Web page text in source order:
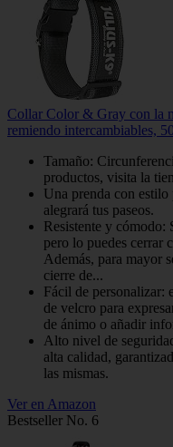
Collar Color & Gray con la
remiendo intercambiables,
Tamaño:
productos, visita la
Una prenda con
alegrará tus paseos.
Resistente y
pero lo puedes cerrar
Además, para mayor
cierre de...
Fácil de personalizar:
de velcro para
de ánimo o añadir
Alto nivel de
alta calidad,
las mismas.
Ver en Amazon
Bestseller No. 6